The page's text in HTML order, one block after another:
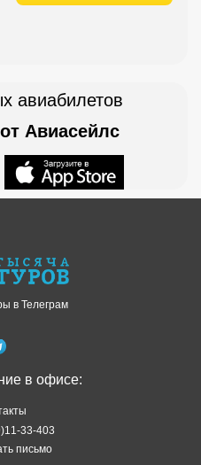
авиабилетов
Авиасейлс
в Телеграм
в офисе:
33-403
письмо